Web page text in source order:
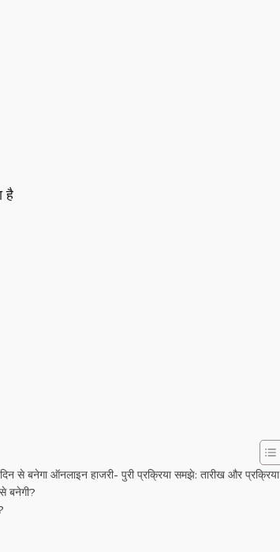
है
से बनेगा ऑनलाइन हाजरी- पुरी प्रक्रिया समझे: तारीख और प्रक्रिया
बनेगी?